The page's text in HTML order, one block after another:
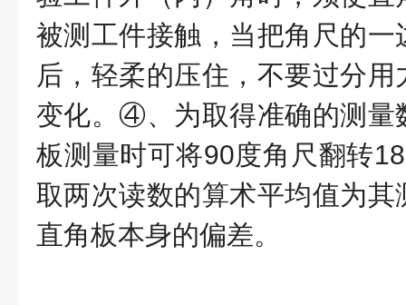
被测工件接触，当把角尺的
后，轻柔的压住，不要过分
变化。④、为取得准确的测量
板测量时可将90度角尺翻转
取两次读数的算术平均值为
直角板本身的偏差。